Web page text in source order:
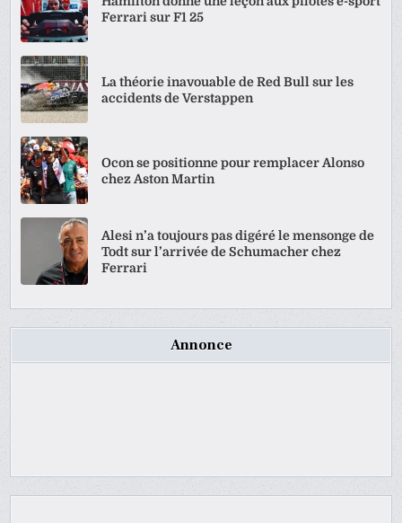
Ferrari sur F1 25
La théorie inavouable de Red Bull sur les
accidents de Verstappen
Ocon se positionne pour remplacer Alonso
chez Aston Martin
Alesi n’a toujours pas digéré le mensonge de
Todt sur l’arrivée de Schumacher chez
Ferrari
Annonce